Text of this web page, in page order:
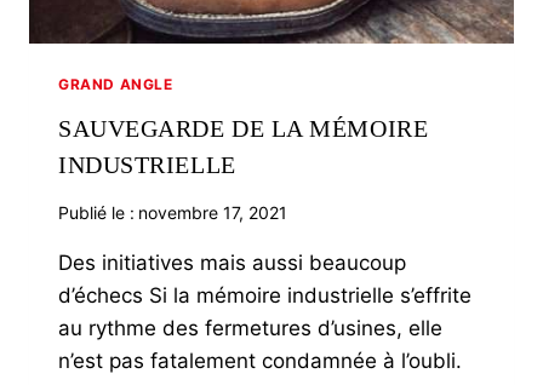
GRAND ANGLE
SAUVEGARDE DE LA MÉMOIRE
INDUSTRIELLE
Publié le : novembre 17, 2021
Des initiatives mais aussi beaucoup
d’échecs Si la mémoire industrielle s’effrite
au rythme des fermetures d’usines, elle
n’est pas fatalement condamnée à l’oubli.